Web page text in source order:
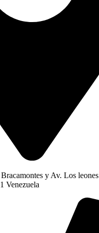
y Av. Los leones
Venezuela